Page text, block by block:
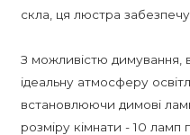
скла, ця люстра забезпечує
З можливістю димування,
ідеальну атмосферу
встановлюючи димові
розміру кімнати - 10 ламп